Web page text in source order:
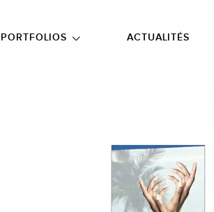
PORTFOLIOS
ACTUALITÉS